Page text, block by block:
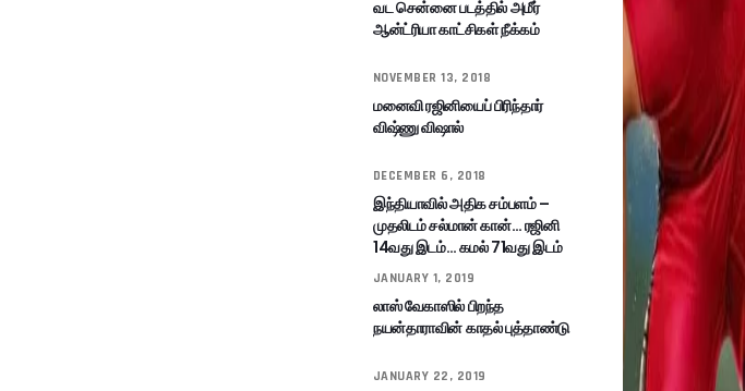
வட சென்னை படத்தில் அமீர்
ஆன்ட்ரியா காட்சிகள் நீக்கம்
NOVEMBER 13, 2018
மனைவி ரஜினியைப் பிரிந்தார்
விஷ்ணு விஷால்
DECEMBER 6, 2018
இந்தியாவில் அதிக சம்பளம் –
முதலிடம் சல்மான் கான்… ரஜினி
14வது இடம்… கமல் 71வது இடம்
JANUARY 1, 2019
லாஸ் வேகாஸில் பிறந்த
நயன்தாராவின் காதல் புத்தாண்டு
JANUARY 22, 2019